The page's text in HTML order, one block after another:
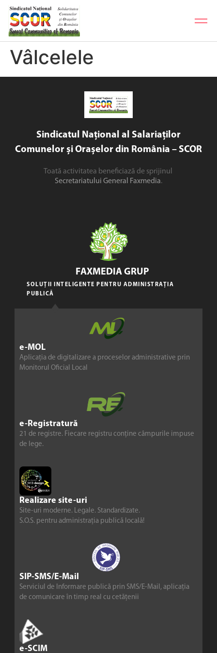
Vâlcelele
Sindicatul Național al Salariaților
Comunelor și Orașelor din România – SCOR
Toată activitatea beneficiază de sprijinul
Secretariatului General Faxmedia.
e-MOL
Aplicația de digitalizare a proceselor administrative prin
Monitorul Oficial Local
e-Registratură
21 de registre. Fiecare registru conține câmpurile impuse
de lege.
Realizare site-uri
Site-uri moderne. Legale. Standardizate.
S.O.S. pentru administrația publică locală!
SIP-SMS/E-Mail
Serviciul de Informare publică prin SMS/E-Mail, aplicația
de comunicare în timp real cu cetățenii
e-SCIM
FAXMEDIA GRUP
SOLUȚII INTELIGENTE PENTRU ADMINISTRAȚIA
PUBLICĂ